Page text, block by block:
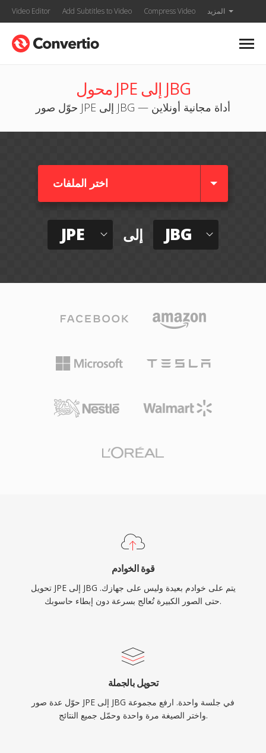
Video Editor Add Subtitles to Video Compress Video المزيد
محول JPE إلى JBG
حوّل صور JPE إلى JBG — أداة مجانية أونلاين
اختر الملفات
JPE إلى JBG
قوة الخوادم
تحويل JPE إلى JBG يتم على خوادم بعيدة وليس على جهازك.
حتى الصور الكبيرة تُعالج بسرعة دون إبطاء حاسوبك.
تحويل بالجملة
حوّل عدة صور JPE إلى JBG في جلسة واحدة. ارفع مجموعة
واختر الصيغة مرة واحدة وحمّل جميع النتائج.